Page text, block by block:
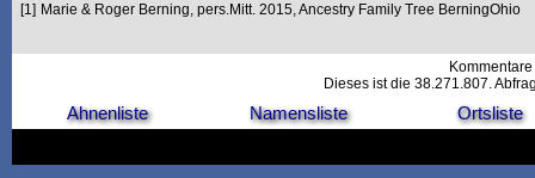
[1] Marie & Roger Berning, pers.Mitt. 2015, Ancestry Family Tree BerningOhio
Dieses ist die 38.271.807.
Ahnenliste Namensliste Ortsliste